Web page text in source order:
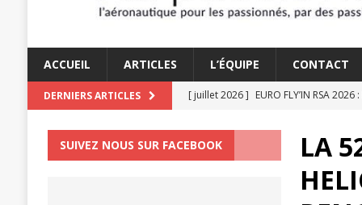
ACCUEIL ARTICLES L’ÉQUIPE CONTACT
DERNIERS ARTICLES [ juillet 2026 ] EURO FLY’IN RSA 2026
[ juin 2026 ]
LES AMOUREUX DU
LE TEMPS DES HÉLICES :
LA
SUIVEZ NOUS SUR FACEBOOK